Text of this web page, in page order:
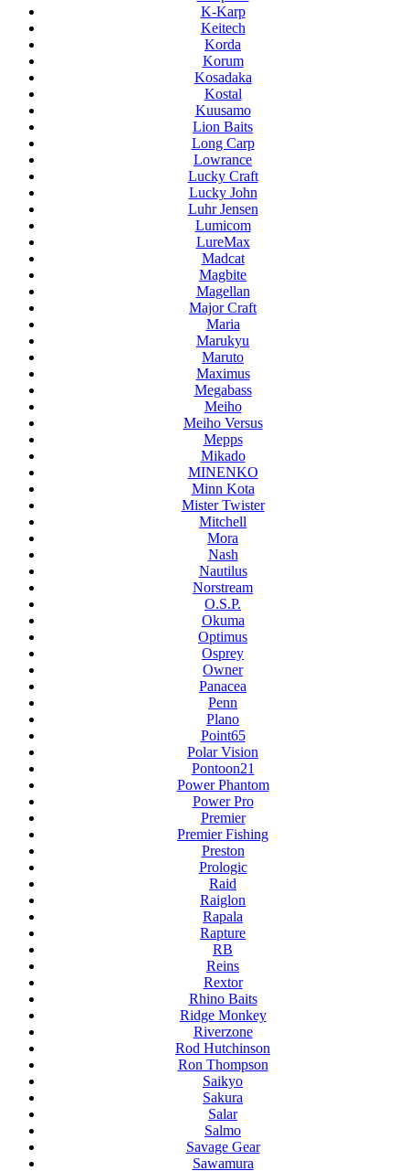
K-Karp
Keitech
Korda
Korum
Kosadaka
Kostal
Kuusamo
Lion Baits
Long Carp
Lowrance
Lucky Craft
Lucky John
Luhr Jensen
Lumicom
LureMax
Madcat
Magbite
Magellan
Major Craft
Maria
Marukyu
Maruto
Maximus
Megabass
Meiho
Meiho Versus
Mepps
Mikado
MINENKO
Minn Kota
Mister Twister
Mitchell
Mora
Nash
Nautilus
Norstream
O.S.P.
Okuma
Optimus
Osprey
Owner
Panacea
Penn
Plano
Point65
Polar Vision
Pontoon21
Power Phantom
Power Pro
Premier
Premier Fishing
Preston
Prologic
Raid
Raiglon
Rapala
Rapture
RB
Reins
Rextor
Rhino Baits
Ridge Monkey
Riverzone
Rod Hutchinson
Ron Thompson
Saikyo
Sakura
Salar
Salmo
Savage Gear
Sawamura